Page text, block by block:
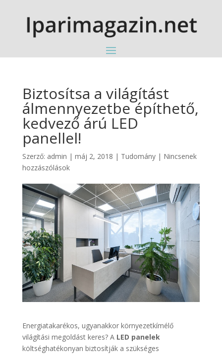
Biztosítsa a világítást
álmennyezetbe építhető,
kedvező árú LED
panellel!
Szerző: admin | máj 2, 2018 | Tudomány| Nincsenek
hozzászólások
Energiatakarékos, ugyanakkor környezetkímélő
világítási megoldást keres? A LED panelek
költséghatékonyan biztosítják a szükséges